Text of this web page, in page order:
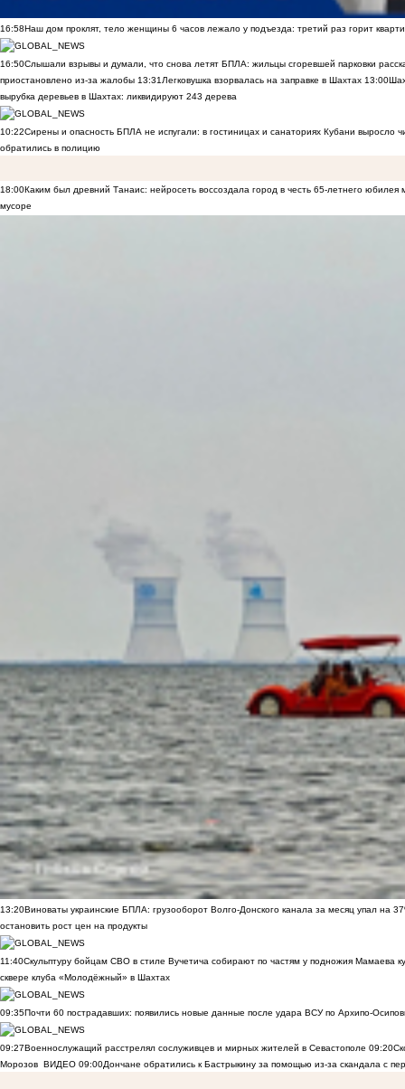
16:58Наш дом проклят, тело женщины 6 часов лежало у подъезда: третий раз горит
16:50Слышали взрывы и думали, что снова летят БПЛА: жильцы сгоревшей парковки
приостановлено из-за жалобы 13:31 Легковушка взорвалась на заправке в Шахтах 13:00
вырубка деревьев в Шахтах: ликвидируют 243 дерева
10:22Сирены и опасность БПЛА не испугали: в гостиницах и санаториях Кубани выросло
обратились в полицию
18:00Каким был древний Танаис: нейросеть воссоздала город в честь 65-летнего юбилея
мусоре
13:20Виноваты украинские БПЛА: грузооборот Волго-Донского канала за месяц упал на
остановить рост цен на продукты
11:40Скульптуру бойцам СВО в стиле Вучетича собирают по частям у подножия Мамаева
сквере клуба «Молодёжный» в Шахтах
09:35Почти 60 пострадавших: появились новые данные после удара ВСУ по Архипо-
09:27Военнослужащий расстрелял сослуживцев и мирных жителей в Севастополе 09:20
Морозов ВИДЕО 09:00Дончане обратились к Бастрыкину за помощью из-за скандала с